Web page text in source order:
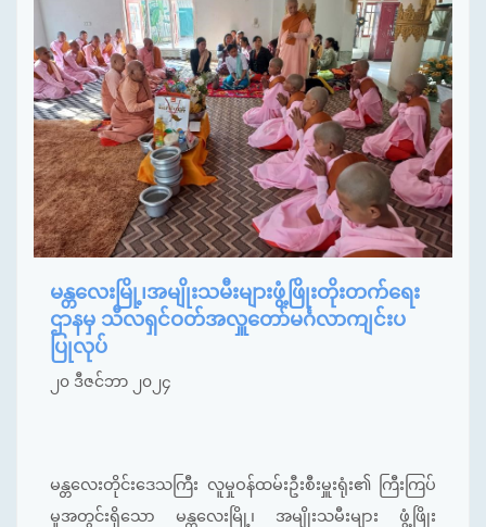
မန္တလေးမြို့၊အမျိုးသမီးများဖွံ့ဖြိုးတိုးတက်ရေး
ဌာနမှ သီလရှင်ဝတ်အလှူတော်မင်္ဂလာကျင်းပ
ပြုလုပ်
၂၀ ဒီဇင်ဘာ ၂၀၂၄
မန္တလေးတိုင်းဒေသကြီး လူမှုဝန်ထမ်းဦးစီးမှူးရုံး၏ ကြီးကြပ်
မှုအတွင်းရှိသော မန္တလေးမြို့၊ အမျိုးသမီးများ ဖွံ့ဖြိုး